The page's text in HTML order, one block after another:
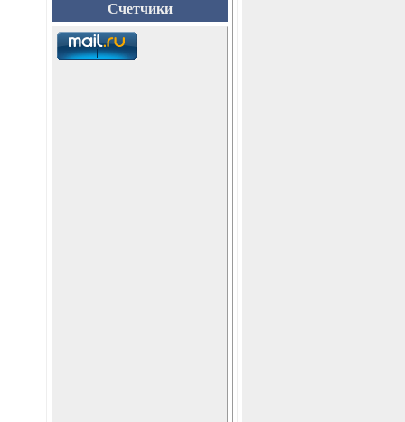
Счетчики